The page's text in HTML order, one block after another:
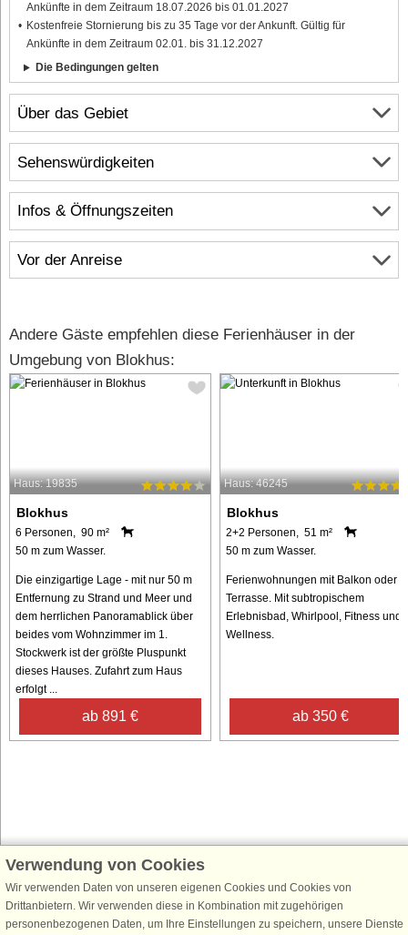
Über das Gebiet
Infos & Öffnungszeiten
Vor der Anreise
Ankünfte in dem Zeitraum 18.07.2026 bis 01.01.2027
Kostenfreie Stornierung bis zu 35 Tage vor der Ankunft. Gültig für
Ankünfte in dem Zeitraum 02.01. bis 31.12.2027
Die Bedingungen gelten
Sehenswürdigkeiten
Andere Gäste empfehlen diese Ferienhäuser in der
Umgebung von Blokhus:
Haus: 19835
Blokhus
6 Personen, 90 m²
50 m zum Wasser.
Die einzigartige Lage - mit nur 50 m
Entfernung zu Strand und Meer und
dem herrlichen Panoramablick über
beides vom Wohnzimmer im 1.
Stockwerk ist der größte Pluspunkt
dieses Hauses. Zufahrt zum Haus
erfolgt ...
ab 891 €
Haus: 46245
Blokhus
2+2 Personen, 51 m²
50 m zum Wasser.
Ferienwohnungen mit Balkon oder
Terrasse. Mit subtropischem
Erlebnisbad, Whirlpool, Fitness und
Wellness.
ab 350 €
Schließen Sie sich 100.000 Ferienhaus-Fans an
Erhalten Sie einenWillkommensgutschein von 25 € für Ihren nächsten
Ferienhausurlaub - melden Sie sich einfach für den DanCenter Newsletter
Verwendung von Cookies
Wir verwenden Daten von unseren eigenen Cookies und Cookies von
Drittanbietern. Wir verwenden diese in Kombination mit zugehörigen
personenbezogenen Daten, um Ihre Einstellungen zu speichern, unsere Dienste